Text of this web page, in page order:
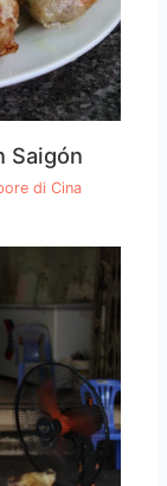
Saigón
di Cina